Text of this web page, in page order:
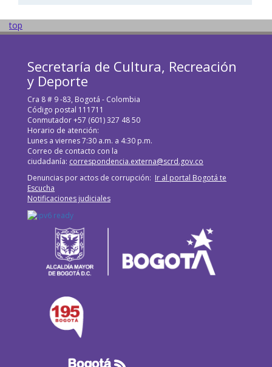
top
Secretaría de Cultura, Recreación
y Deporte
Cra 8 # 9 -83, Bogotá - Colombia
Código postal 111711
Conmutador +57 (601) 327 48 50
Horario de atención:
Lunes a viernes 7:30 a.m. a 4:30 p.m.
Correo de contacto con la
ciudadanía: correspondencia.externa@scrd.gov.co
Denuncias por actos de corrupción: Ir al portal Bogotá te
Escucha
Notificaciones judiciales